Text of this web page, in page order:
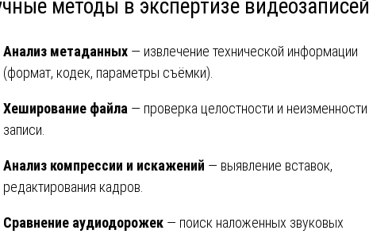
методы в экспертизе видеозаписей
Анализ метаданных — извлечение технической информации
(формат, кодек, параметры съёмки).
Хеширование файла — проверка целостности и неизменности
записи.
Анализ компрессии и искажений — выявление вставок,
редактирования кадров.
Сравнение аудиодорожек — поиск наложенных звуковых